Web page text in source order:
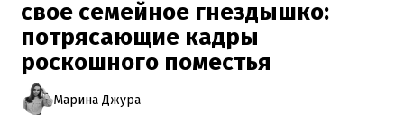
свое семейное гнездышко:
потрясающие кадры
роскошного поместья
Марина Джура